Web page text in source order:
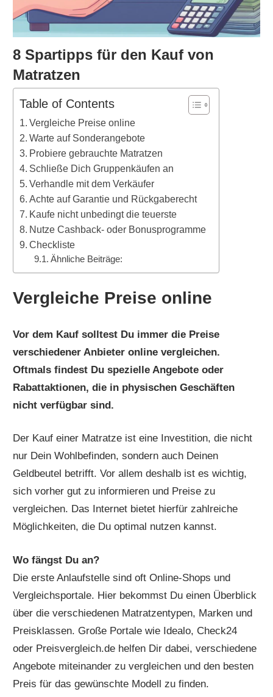
8 Spartipps für den Kauf von
Matratzen
Table of Contents
Vergleiche Preise online
Warte auf Sonderangebote
Probiere gebrauchte Matratzen
Schließe Dich Gruppenkäufen an
Verhandle mit dem Verkäufer
Achte auf Garantie und Rückgaberecht
Kaufe nicht unbedingt die teuerste
Nutze Cashback- oder Bonusprogramme
Checkliste
Ähnliche Beiträge:
Vergleiche Preise online
Vor dem Kauf solltest Du immer die Preise
verschiedener Anbieter online vergleichen.
Oftmals findest Du spezielle Angebote oder
Rabattaktionen, die in physischen Geschäften
nicht verfügbar sind.
Der Kauf einer Matratze ist eine Investition, die nicht
nur Dein Wohlbefinden, sondern auch Deinen
Geldbeutel betrifft. Vor allem deshalb ist es wichtig,
sich vorher gut zu informieren und Preise zu
vergleichen. Das Internet bietet hierfür zahlreiche
Möglichkeiten, die Du optimal nutzen kannst.
Wo fängst Du an?
Die erste Anlaufstelle sind oft Online-Shops und
Vergleichsportale. Hier bekommst Du einen Überblick
über die verschiedenen Matratzentypen, Marken und
Preisklassen. Große Portale wie Idealo, Check24
oder Preisvergleich.de helfen Dir dabei, verschiedene
Angebote miteinander zu vergleichen und den besten
Preis für das gewünschte Modell zu finden.